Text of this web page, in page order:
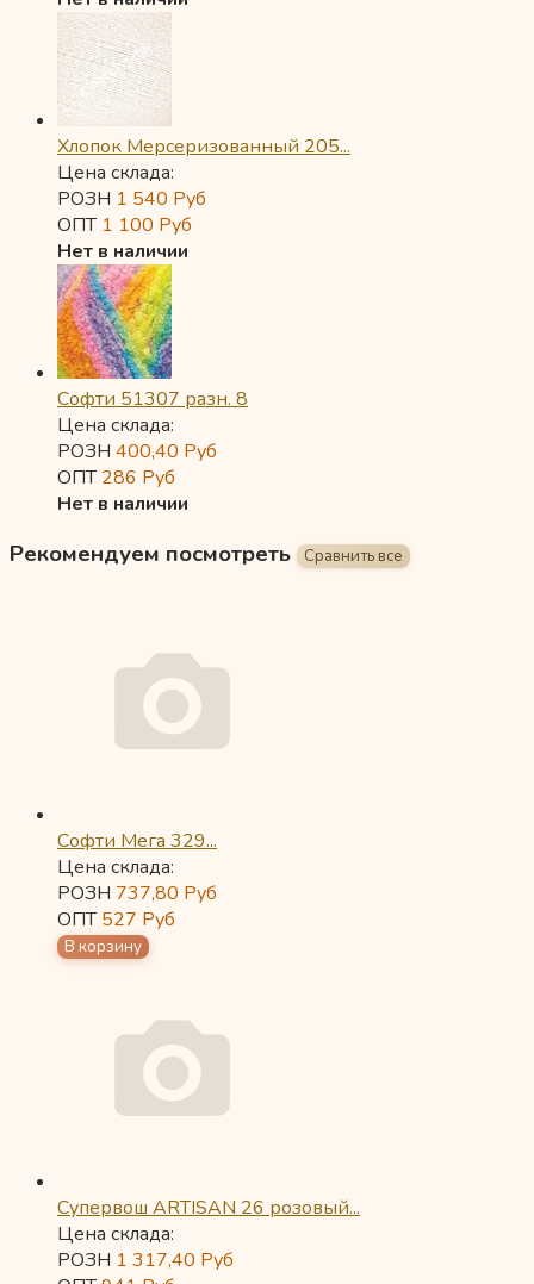
Хлопок Мерсеризованный 205...
Цена склада:
РОЗН 1 540 Руб
ОПТ 1 100 Руб
Нет в наличии
Софти 51307 разн. 8
Цена склада:
РОЗН 400,40 Руб
ОПТ286 Руб
Нет в наличии
Рекомендуем посмотреть
Софти Мега 329...
Цена склада:
РОЗН 737,80 Руб
ОПТ527 Руб
Супервош ARTISAN 26 розовый...
Цена склада:
РОЗН 1 317,40 Руб